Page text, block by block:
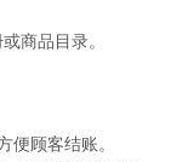
商品目录。
便顾客结账。